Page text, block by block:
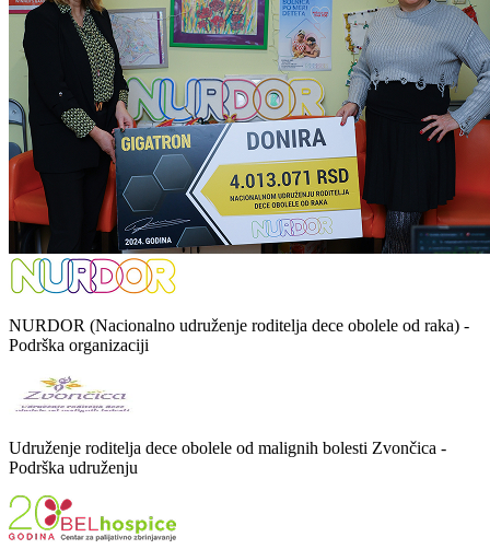
NURDOR (Nacionalno udruženje roditelja dece obolele od raka) -
Podrška organizaciji
Udruženje roditelja dece obolele od malignih bolesti Zvončica -
Podrška udruženju